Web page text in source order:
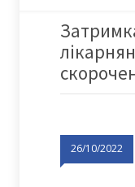
26/10/2022